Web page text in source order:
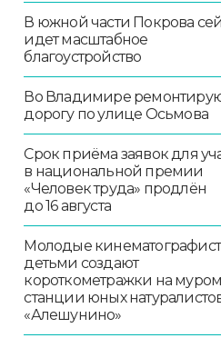
В южной части Покрова
идет масштабное
благоустройство
Во Владимире
дорогу по улице Осьмова
Срок приёма заявок для
в национальной премии
«Человек труда» продлён
до 16 августа
Молодые
детьми создают
короткометражки на
станции юных
«Алешунино»